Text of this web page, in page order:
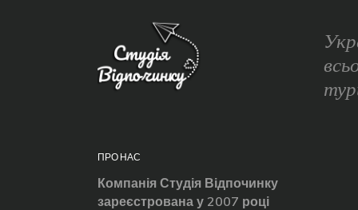
ПРО НАС
Компанія Студія Відпочинку
зареєстрована у 2007 році